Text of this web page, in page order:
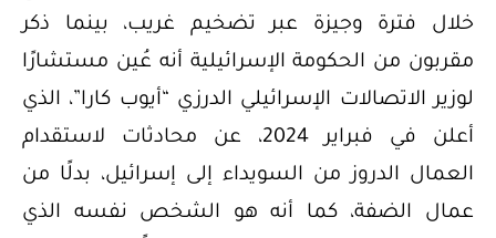
خلال فترة وجيزة عبر تضخيم غريب، بينما ذكر
مقربون من الحكومة الإسرائيلية أنه عُين مستشارًا
لوزير الاتصالات الإسرائيلي الدرزي “أيوب كارا”، الذي
أعلن في فبراير 2024، عن محادثات لاستقدام
العمال الدروز من السويداء إلى إسرائيل، بدلًا من
عمال الضفة، كما أنه هو الشخص نفسه الذي